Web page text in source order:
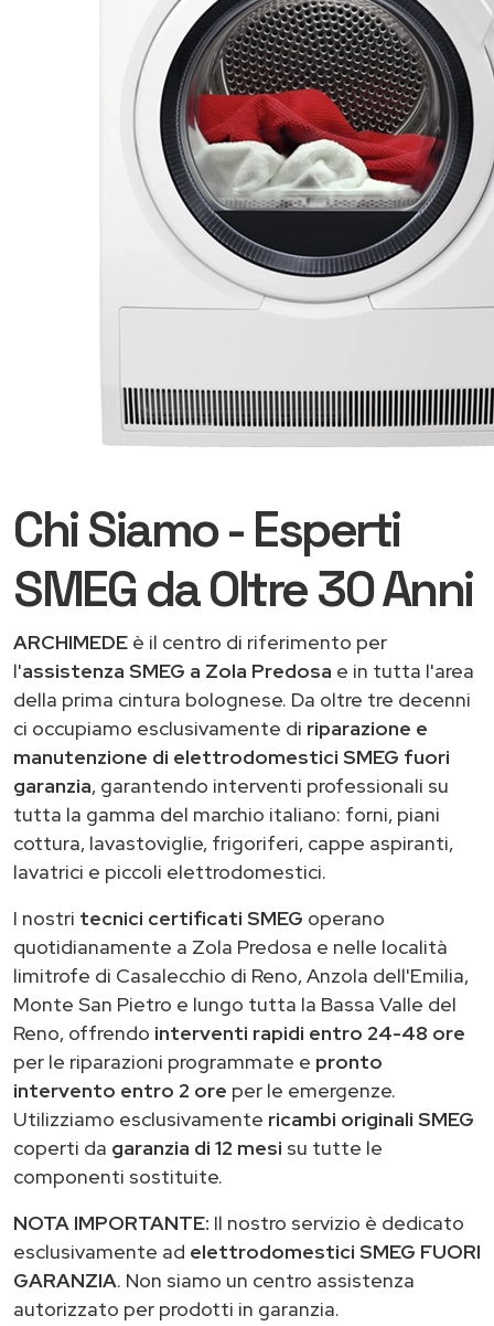
Chi Siamo - Esperti
SMEG da Oltre 30 Anni
ARCHIMEDE è il centro di riferimento per
l'assistenza SMEG a Zola Predosa e in tutta l'area
della prima cintura bolognese. Da oltre tre decenni
ci occupiamo esclusivamente di riparazione e
manutenzione di elettrodomestici SMEG fuori
garanzia, garantendo interventi professionali su
tutta la gamma del marchio italiano: forni, piani
cottura, lavastoviglie, frigoriferi, cappe aspiranti,
lavatrici e piccoli elettrodomestici.
I nostri tecnici certificati SMEG operano
quotidianamente a Zola Predosa e nelle località
limitrofe di Casalecchio di Reno, Anzola dell'Emilia,
Monte San Pietro e lungo tutta la Bassa Valle del
Reno, offrendo interventi rapidi entro 24-48 ore
per le riparazioni programmate e pronto
intervento entro 2 ore per le emergenze.
Utilizziamo esclusivamente ricambi originali SMEG
coperti da garanzia di 12 mesi su tutte le
componenti sostituite.
NOTA IMPORTANTE: Il nostro servizio è dedicato
esclusivamente ad elettrodomestici SMEG FUORI
GARANZIA. Non siamo un centro assistenza
autorizzato per prodotti in garanzia.